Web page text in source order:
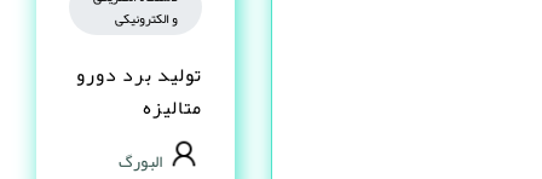
و الکترونیکی
تولید برد دورو
متالیزه
البورگ